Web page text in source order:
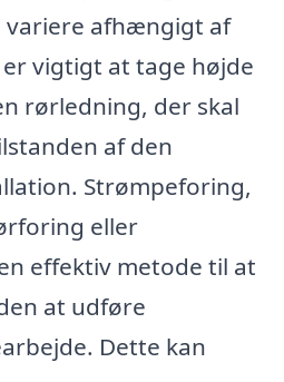
variere afhængigt af
vigtigt at tage højde
rørledning, der skal
af den
Strømpeforing,
eller
effektiv metode til at
at udføre
Dette kan